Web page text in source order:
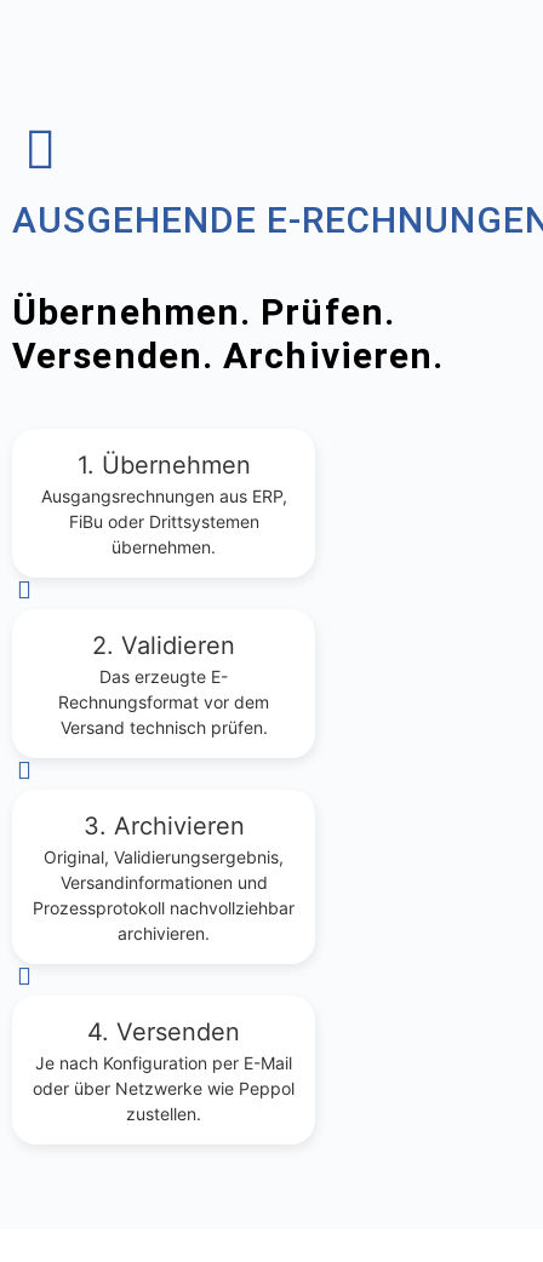
AUSGEHENDE E-
Übernehmen. Prüfen.
Versenden. Archivieren.
1. Übernehmen
Ausgangsrechnungen aus ERP,
FiBu oder Drittsystemen
übernehmen.
2. Validieren
Das erzeugte E-
Rechnungsformat vor dem
Versand technisch prüfen.
3. Archivieren
Original, Validierungsergebnis,
Versandinformationen und
Prozessprotokoll nachvollziehbar
archivieren.
4. Versenden
Je nach Konfiguration per E-Mail
oder über Netzwerke wie Peppol
zustellen.